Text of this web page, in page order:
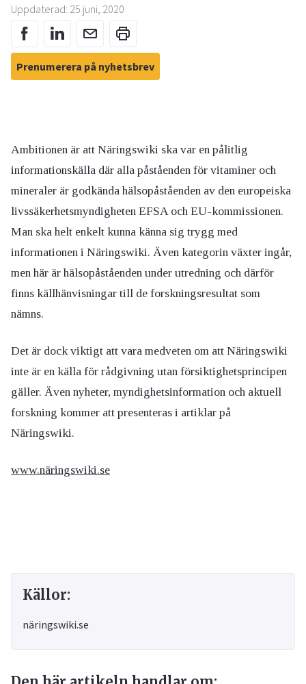
Uppdaterad: 25 juni, 2020
Prenumerera på nyhetsbrev
Ambitionen är att Näringswiki ska var en pålitlig
informationskälla där alla påståenden för vitaminer och
mineraler är godkända hälsopåståenden av den europeiska
livssäkerhetsmyndigheten EFSA och EU-kommissionen.
Man ska helt enkelt kunna känna sig trygg med
informationen i Näringswiki. Även kategorin växter ingår,
men här är hälsopåståenden under utredning och därför
finns källhänvisningar till de forskningsresultat som
nämns.
Det är dock viktigt att vara medveten om att Näringswiki
inte är en källa för rådgivning utan försiktighetsprincipen
gäller. Även nyheter, myndighetsinformation och aktuell
forskning kommer att presenteras i artiklar på
Näringswiki.
www.näringswiki.se
Källor:
näringswiki.se